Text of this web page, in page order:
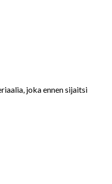
joka ennen sijaitsi